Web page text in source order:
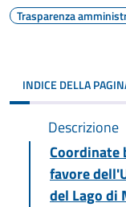
Trasparenza
INDICE DELLA
Descrizione
Coordinate
favore
del Lago di